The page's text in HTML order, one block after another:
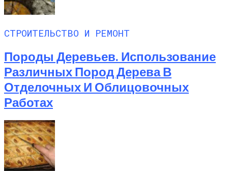
СТРОИТЕЛЬСТВО И РЕМОНТ
Породы Деревьев. Использование
Различных Пород Дерева В
Отделочных И Облицовочных
Работах